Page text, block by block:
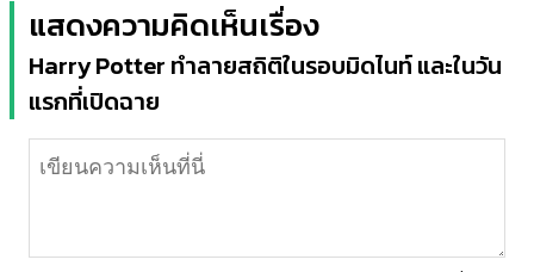
แสดงความคิดเห็นเรื่อง
Harry Potter ทำลายสถิติในรอบมิดไนท์ และในวัน
แรกที่เปิดฉาย